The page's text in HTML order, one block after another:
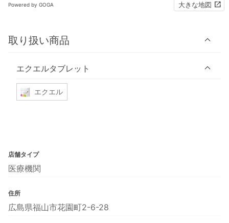
Powered by GOGA 大きな地図
取り扱い商品
エクエルタブレット
エクエル
店舗タイプ
医療機関
住所
広島県福山市花園町2-6-28